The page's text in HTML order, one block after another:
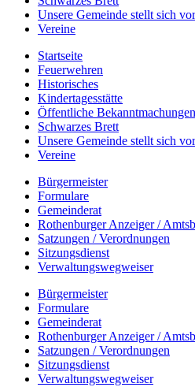
Unsere Gemeinde stellt sich vor
Vereine
Startseite
Feuerwehren
Historisches
Kindertagesstätte
Öffentliche Bekanntmachungen
Schwarzes Brett
Unsere Gemeinde stellt sich vor
Vereine
Bürgermeister
Formulare
Gemeinderat
Rothenburger Anzeiger /
Satzungen / Verordnungen
Sitzungsdienst
Verwaltungswegweiser
Bürgermeister
Formulare
Gemeinderat
Rothenburger Anzeiger /
Satzungen / Verordnungen
Sitzungsdienst
Verwaltungswegweiser